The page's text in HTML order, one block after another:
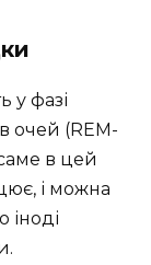
у фазі
очей (REM-
в цей
і можна
іноді